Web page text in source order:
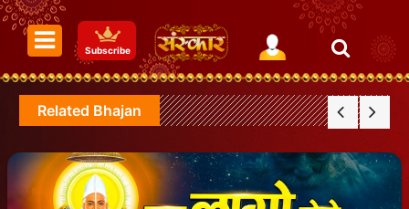
Subscribe
Related Bhajan